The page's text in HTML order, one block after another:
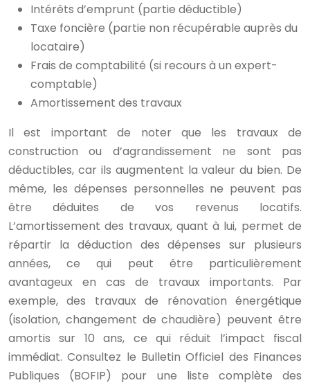
Intérêts d’emprunt (partie déductible)
Taxe foncière (partie non récupérable auprès du
locataire)
Frais de comptabilité (si recours à un expert-
comptable)
Amortissement des travaux
Il est important de noter que les travaux de
construction ou d’agrandissement ne sont pas
déductibles, car ils augmentent la valeur du bien. De
même, les dépenses personnelles ne peuvent pas
être déduites de vos revenus locatifs.
L’amortissement des travaux, quant à lui, permet de
répartir la déduction des dépenses sur plusieurs
années, ce qui peut être particulièrement
avantageux en cas de travaux importants. Par
exemple, des travaux de rénovation énergétique
(isolation, changement de chaudière) peuvent être
amortis sur 10 ans, ce qui réduit l’impact fiscal
immédiat. Consultez le Bulletin Officiel des Finances
Publiques (BOFIP) pour une liste complète des